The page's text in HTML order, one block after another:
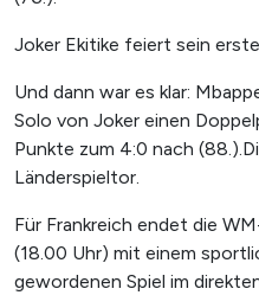
Joker Ekitike feiert sein
Und dann war es klar:
Solo von Joker einen
Punkte zum 4:0 nach
Länderspieltor.
Für Frankreich endet die
(18.00 Uhr) mit einem
gewordenen Spiel im